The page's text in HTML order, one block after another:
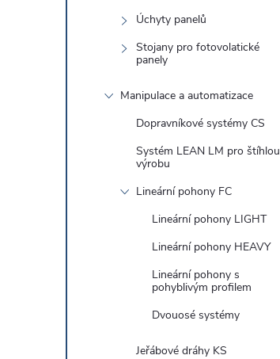
Úchyty panelů
Stojany pro fotovolatické
panely
Manipulace a automatizace
Dopravníkové systémy CS
Systém LEAN LM pro štíhlou
výrobu
Lineární pohony FC
Lineární pohony LIGHT
Lineární pohony HEAVY
Lineární pohony s
pohyblivým profilem
Dvouosé systémy
Jeřábové dráhy KS